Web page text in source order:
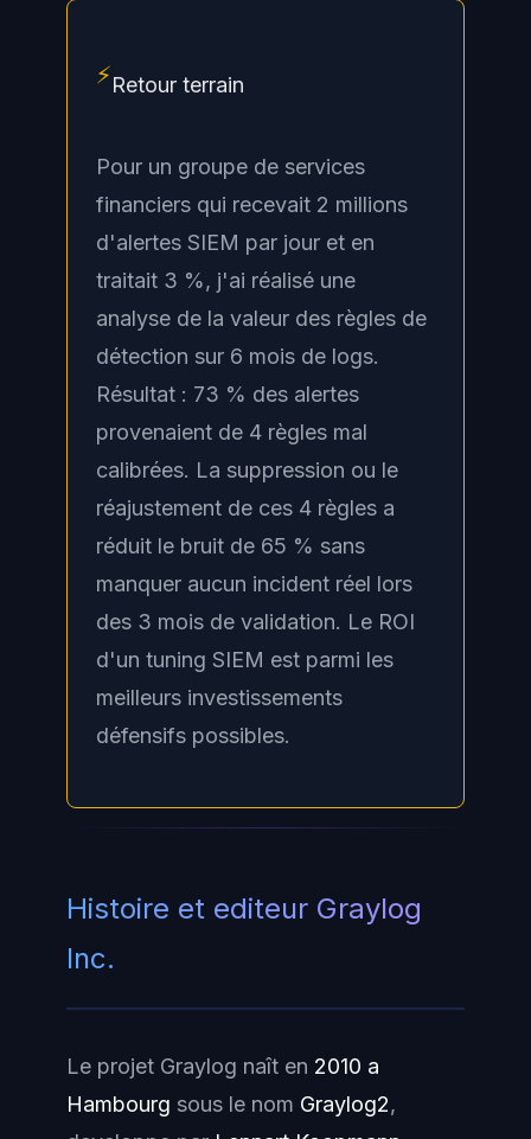
⚡Retour terrain
Pour un groupe de services
financiers qui recevait 2 millions
d'alertes SIEM par jour et en
traitait 3 %, j'ai réalisé une
analyse de la valeur des règles de
détection sur 6 mois de logs.
Résultat : 73 % des alertes
provenaient de 4 règles mal
calibrées. La suppression ou le
réajustement de ces 4 règles a
réduit le bruit de 65 % sans
manquer aucun incident réel lors
des 3 mois de validation. Le ROI
d'un tuning SIEM est parmi les
meilleurs investissements
défensifs possibles.
Histoire et editeur Graylog
Inc.
Le projet Graylog naît en 2010 a
Hambourg sous le nom Graylog2,